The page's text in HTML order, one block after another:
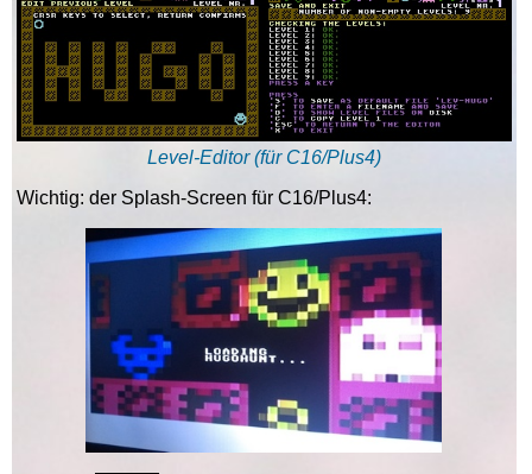
Level-Editor (für C16/Plus4)
Wichtig: der Splash-Screen für C16/Plus4: